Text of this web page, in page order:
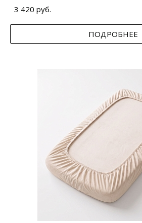
3 420 руб.
ПОДРОБНЕЕ